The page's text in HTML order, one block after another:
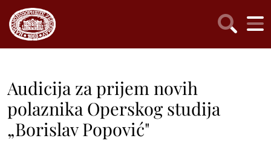
Audicija za prijem novih
polaznika Operskog studija
„Borislav Popović"